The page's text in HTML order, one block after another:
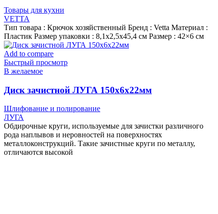
Товары для кухни
VETTA
Тип товара : Крючок хозяйственный Бренд : Vetta Материал :
Пластик Размер упаковки : 8,1х2,5х45,4 см Размер : 42×6 см
Add to compare
Быстрый просмотр
В желаемое
Диск зачистной ЛУГА 150х6х22мм
Шлифование и полирование
ЛУГА
Обдирочные круги, используемые для зачистки различного
рода наплывов и неровностей на поверхностях
металлоконструкций. Такие зачистные круги по металлу,
отличаются высокой